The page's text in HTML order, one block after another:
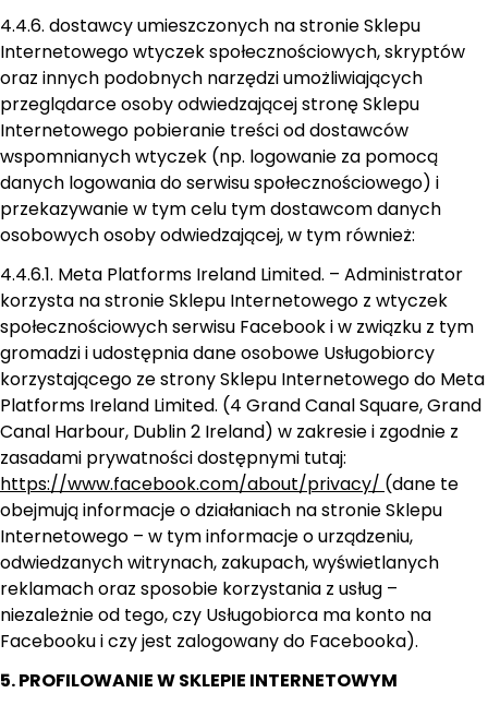
4.4.6. dostawcy umieszczonych na stronie Sklepu
Internetowego wtyczek społecznościowych, skryptów
oraz innych podobnych narzędzi umożliwiających
przeglądarce osoby odwiedzającej stronę Sklepu
Internetowego pobieranie treści od dostawców
wspomnianych wtyczek (np. logowanie za pomocą
danych logowania do serwisu społecznościowego) i
przekazywanie w tym celu tym dostawcom danych
osobowych osoby odwiedzającej, w tym również:
4.4.6.1. Meta Platforms Ireland Limited. – Administrator
korzysta na stronie Sklepu Internetowego z wtyczek
społecznościowych serwisu Facebook i w związku z tym
gromadzi i udostępnia dane osobowe Usługobiorcy
korzystającego ze strony Sklepu Internetowego do Meta
Platforms Ireland Limited. (4 Grand Canal Square, Grand
Canal Harbour, Dublin 2 Ireland) w zakresie i zgodnie z
zasadami prywatności dostępnymi tutaj:
https://www.facebook.com/about/privacy/ (dane te
obejmują informacje o działaniach na stronie Sklepu
Internetowego – w tym informacje o urządzeniu,
odwiedzanych witrynach, zakupach, wyświetlanych
reklamach oraz sposobie korzystania z usług –
niezależnie od tego, czy Usługobiorca ma konto na
Facebooku i czy jest zalogowany do Facebooka).
5. PROFILOWANIE W SKLEPIE INTERNETOWYM